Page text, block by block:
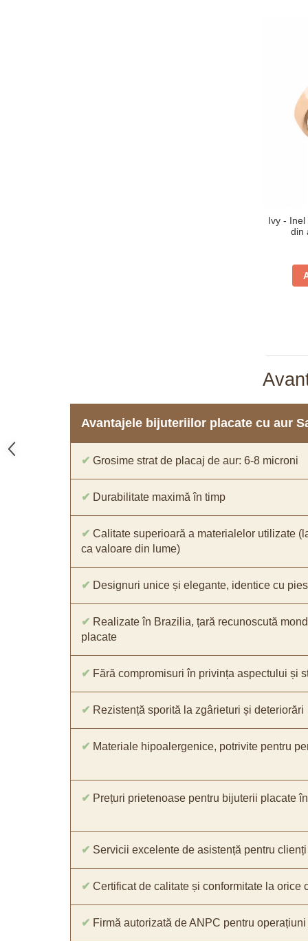
Ivy -
din
Avantajele bijuteriilor placate cu aur
✔ Grosime strat de placaj de aur: 6-8 microni
✔ Durabilitate maximă în timp
✔ Calitate superioară a materialelor utilizate
ca valoare din lume)
✔ Designuri unice și elegante, identice cu
✔ Realizate în Brazilia, țară recunoscută
placate
✔ Fără compromisuri în privința aspectului și
✔ Rezistență sporită la zgârieturi și deteriorări
✔ Materiale hipoalergenice, potrivite pentru
✔ Prețuri prietenoase pentru bijuterii placate
✔ Servicii excelente de asistență pentru clienți
✔ Certificat de calitate și conformitate la orice
✔ Firmă autorizată de ANPC pentru